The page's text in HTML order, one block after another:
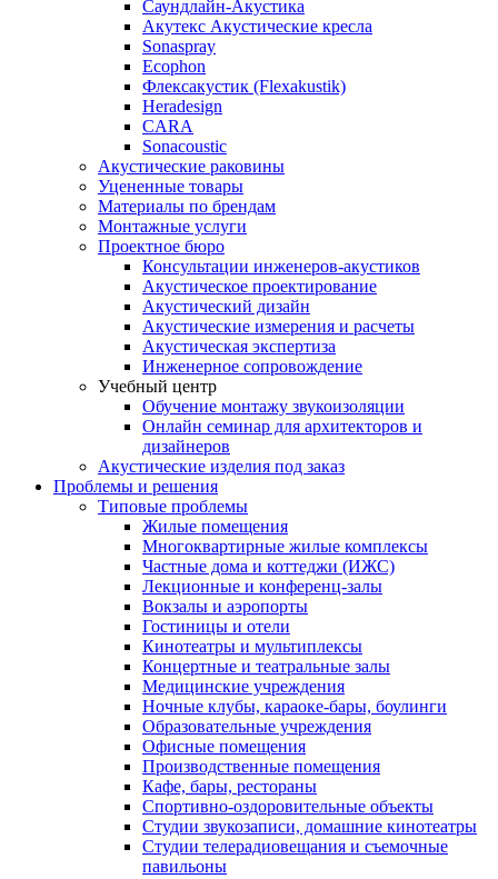
Саундлайн-Акустика
Акутекс Акустические кресла
Sonaspray
Ecophon
Флексакустик (Flexakustik)
Heradesign
CARA
Sonacoustic
Акустические раковины
Уцененные товары
Материалы по брендам
Монтажные услуги
Проектное бюро
Консультации инженеров-акустиков
Акустическое проектирование
Акустический дизайн
Акустические измерения и расчеты
Акустическая экспертиза
Инженерное сопровождение
Учебный центр
Обучение монтажу звукоизоляции
Онлайн семинар для архитекторов и
дизайнеров
Акустические изделия под заказ
Проблемы и решения
Типовые проблемы
Жилые помещения
Многоквартирные жилые комплексы
Частные дома и коттеджи (ИЖС)
Лекционные и конференц-залы
Вокзалы и аэропорты
Гостиницы и отели
Кинотеатры и мультиплексы
Концертные и театральные залы
Медицинские учреждения
Ночные клубы, караоке-бары, боулинги
Образовательные учреждения
Офисные помещения
Производственные помещения
Кафе, бары, рестораны
Спортивно-оздоровительные объекты
Студии звукозаписи, домашние кинотеатры
Студии телерадиовещания и съемочные
павильоны